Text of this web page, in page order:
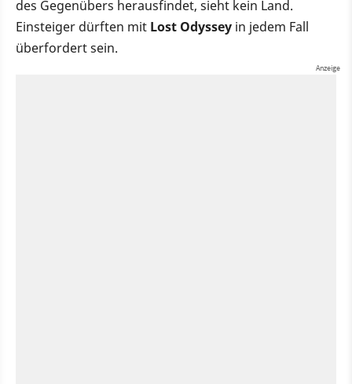
des Gegenübers herausfindet, sieht kein Land.
Einsteiger dürften mit Lost Odyssey in jedem Fall
überfordert sein.